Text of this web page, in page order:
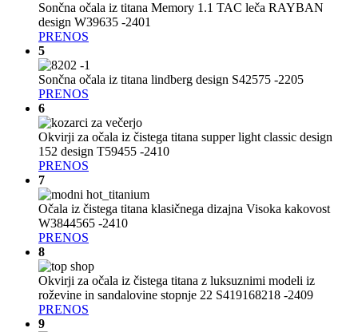
Sončna očala iz titana Memory 1.1 TAC leča RAYBAN
design W39635 -2401
PRENOS
5
Sončna očala iz titana lindberg design S42575 -2205
PRENOS
6
Okvirji za očala iz čistega titana supper light classic design
152 design T59455 -2410
PRENOS
7
Očala iz čistega titana klasičnega dizajna Visoka kakovost
W3844565 -2410
PRENOS
8
Okvirji za očala iz čistega titana z luksuznimi modeli iz
roževine in sandalovine stopnje 22 S419168218 -2409
PRENOS
9